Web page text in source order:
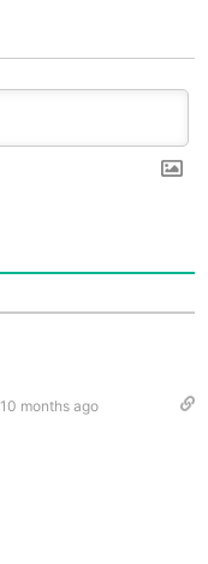
10 months ago